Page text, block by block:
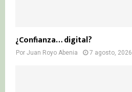
¿Confianza… digital?
Por Juan Royo Abenia 7 agosto, 2026